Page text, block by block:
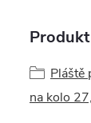
Pláště
na kolo